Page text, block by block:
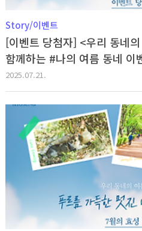
Story/이벤트
[이벤트 당첨자] <우리 동네
함께하는 #나의 여름 동네 이
2025.07.21.